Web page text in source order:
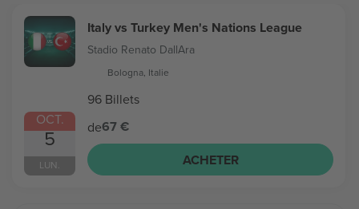
OCT.
5
LUN.
Italy vs Turkey Men's Nations League
Stadio Renato DallAra
Bologna, Italie
96 Billets
de67 €
ACHETER